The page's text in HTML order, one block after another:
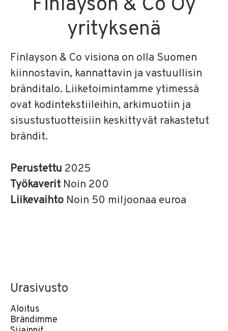
Finlayson & Co Oy
yrityksenä
Finlayson & Co visiona on olla Suomen
kiinnostavin, kannattavin ja vastuullisin
bränditalo. Liiketoimintamme ytimessä
ovat kodintekstiileihin, arkimuotiin ja
sisustustuotteisiin keskittyvät rakastetut
brändit.
Perustettu 2025
Työkaverit Noin 200
Liikevaihto Noin 50 miljoonaa euroa
Urasivusto
Aloitus
Brändimme